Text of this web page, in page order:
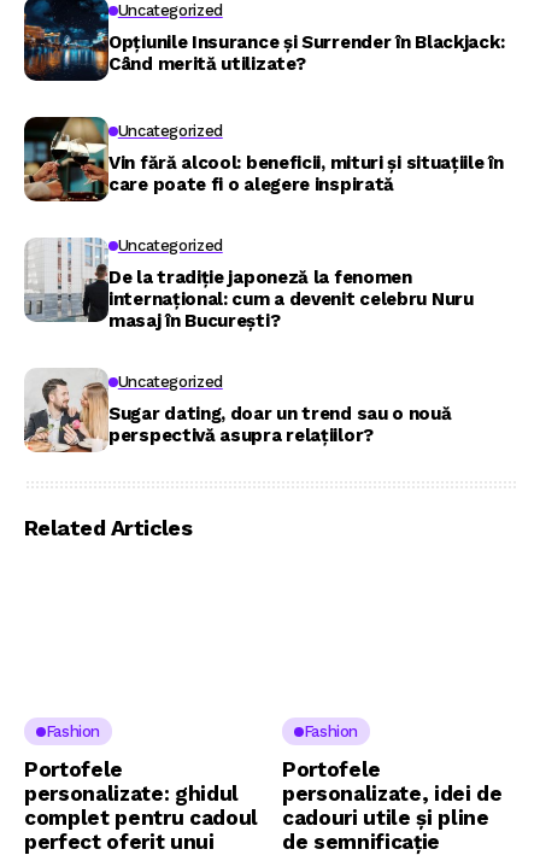
Uncategorized
Opțiunile Insurance și Surrender în Blackjack:
Când merită utilizate?
Uncategorized
Vin fără alcool: beneficii, mituri și situațiile în
care poate fi o alegere inspirată
Uncategorized
De la tradiție japoneză la fenomen
internațional: cum a devenit celebru Nuru
masaj în București?
Uncategorized
Sugar dating, doar un trend sau o nouă
perspectivă asupra relațiilor?
Related Articles
Fashion
Portofele
personalizate: ghidul
complet pentru cadoul
perfect oferit unui
Fashion
Portofele
personalizate, idei de
cadouri utile și pline
de semnificație